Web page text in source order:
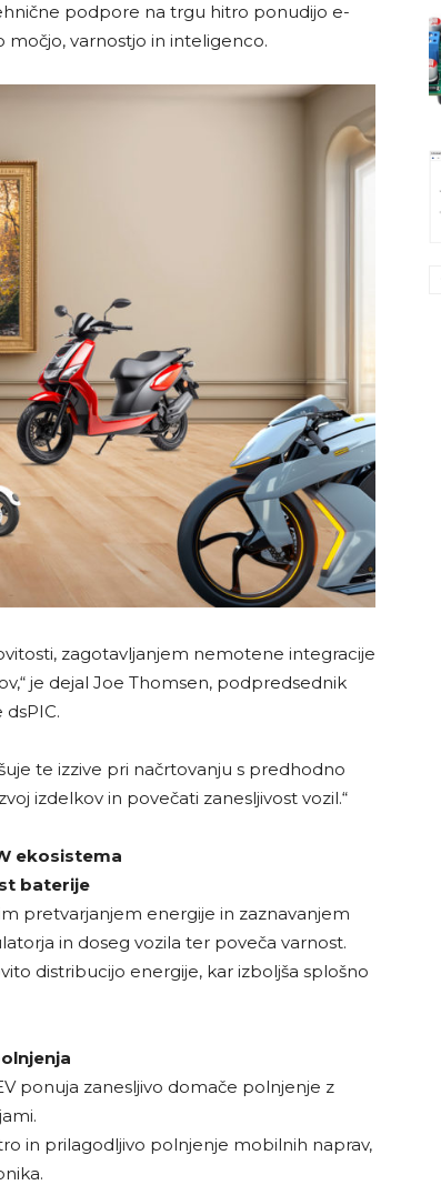
podpore na trgu hitro ponudijo e-
varnostjo in inteligenco.
zagotavljanjem nemotene integracije
je dejal Joe Thomsen, podpredsednik
te izzive pri načrtovanju s predhodno
izdelkov in povečati zanesljivost vozil.“
ekosistema
baterije
pretvarjanjem energije in zaznavanjem
in doseg vozila ter poveča varnost.
distribucijo energije, kar izboljša splošno
ponuja zanesljivo domače polnjenje z
in prilagodljivo polnjenje mobilnih naprav,